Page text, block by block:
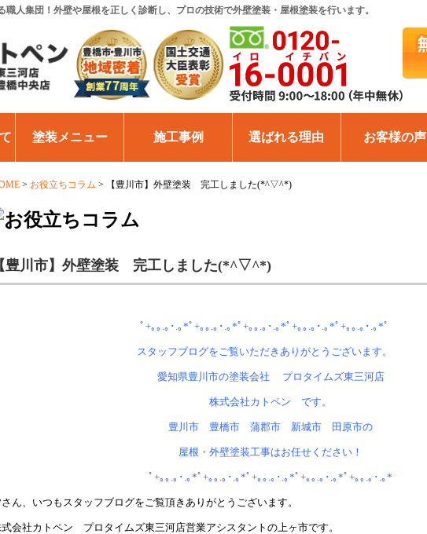
人集団！外壁や屋根を正しく診断し、プロの技術で外壁塗装・屋根塗装を行います。
塗装メニュー 施工事例 選ばれる理由 お客様の声
> お役立ちコラム > 【豊川市】外壁塗装 完工しました(*^▽^*)
豊川市】外壁塗装 完工しました(*^▽^*)
ﾟ+｡｡.｡･.｡*ﾟ+｡｡.｡･.｡*ﾟ+｡｡.｡･.｡*ﾟ+｡｡.｡･.｡*ﾟ+｡｡.｡･.｡*ﾟ
スタッフブログをご覧いただきありがとうございます。
愛知県豊川市の塗装会社 プロタイムズ東三河店
株式会社カトペン です。
豊川市 豊橋市 蒲郡市 新城市 田原市の
屋根・外壁塗装工事はお任せください！
ﾟ+｡｡.｡･.｡*ﾟ+｡｡.｡･.｡*ﾟ+｡｡.｡･.｡*ﾟ+｡｡.｡･.｡*ﾟ+｡｡.｡･.｡*
ん、いつもスタッフブログをご覧頂きありがとうございます。
会社カトペン プロタイムズ東三河店営業アシスタントの上ヶ市です。